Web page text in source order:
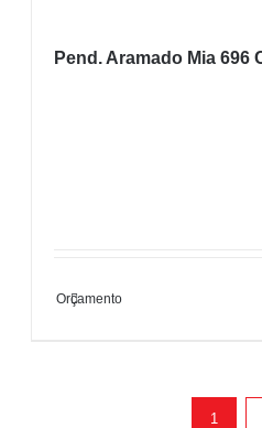
Pend. Aramado Mia 696
Orçamento
1